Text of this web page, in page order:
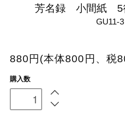
芳名録 小間紙 5
GU11-3
880円(本体800円、税
購入数